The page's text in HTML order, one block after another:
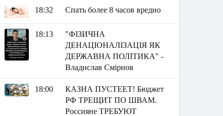
18:32 Спать более 8 часов вредно
18:13
"ФІЗИЧНА
ДЕНАЦІОНАЛІЗАЦІЯ ЯК
ДЕРЖАВНА ПОЛІТИКА" -
Владислав Смірнов
18:00
КАЗНА ПУСТЕЕТ! Бюджет
РФ ТРЕЩИТ ПО ШВАМ.
Россияне ТРЕБУЮТ